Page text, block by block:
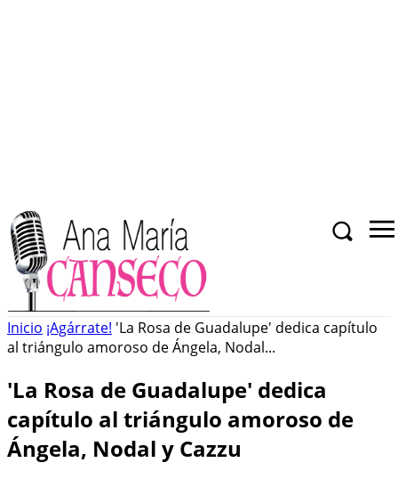
Inicio ¡Agárrate! 'La Rosa de Guadalupe' dedica capítulo
al triángulo amoroso de Ángela, Nodal...
'La Rosa de Guadalupe' dedica
capítulo al triángulo amoroso de
Ángela, Nodal y Cazzu